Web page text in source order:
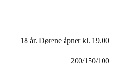
18 år. Dørene åpner kl. 19.00
200/150/100